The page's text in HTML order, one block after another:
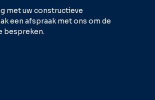
met uw constructieve
een afspraak met ons om de
bespreken.